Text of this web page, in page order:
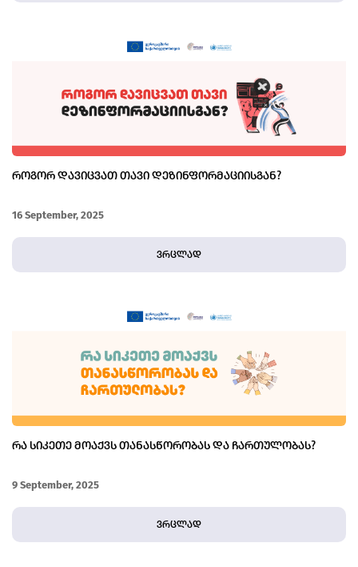
ᲠᲝᲒᲝᲠ ᲓᲐᲕᲘᲪᲕᲐᲗ ᲗᲐᲕᲘ ᲓᲔᲖᲘᲜᲤᲝᲠᲛᲐᲪᲘᲘᲡᲒᲐᲜ?
16 September, 2025
ვრცლად
ᲠᲐ ᲡᲘᲙᲔᲗᲔ ᲛᲝᲐᲥᲕᲡ ᲗᲐᲜᲐᲡᲬᲝᲠᲝᲑᲐᲡ ᲓᲐ ᲩᲐᲠᲗᲣᲚᲝᲑᲐᲡ?
9 September, 2025
ვრცლად